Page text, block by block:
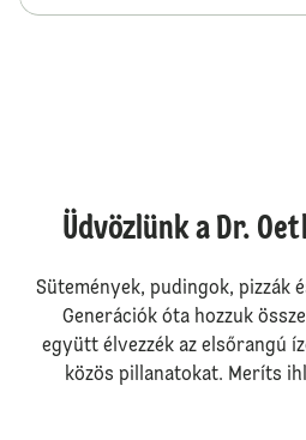
Üdvözlünk a Dr.
Sütemények, pudingok, pizzák
Generációk óta hozzuk
együtt élvezzék az elsőrangú
közös pillanatokat. Meríts